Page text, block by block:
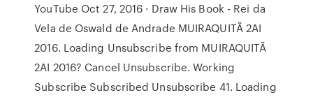
YouTube Oct 27, 2016 · Draw His Book - Rei da
Vela de Oswald de Andrade MUIRAQUITÃ 2AI
2016. Loading Unsubscribe from MUIRAQUITÃ
2AI 2016? Cancel Unsubscribe. Working
Subscribe Subscribed Unsubscribe 41. Loading